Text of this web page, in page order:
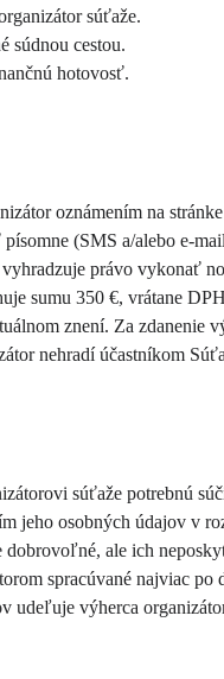
súťaže.
súdnou cestou.
hotovosť.
oznámením na
(SMS a/alebo e-
právo vykonať
sumu 350 €, vrátane
znení. Za
nehradí účastníkom
súťaže potrebnú
jeho osobných údajov v
ale ich
spracúvané najviac po
udeľuje výherca